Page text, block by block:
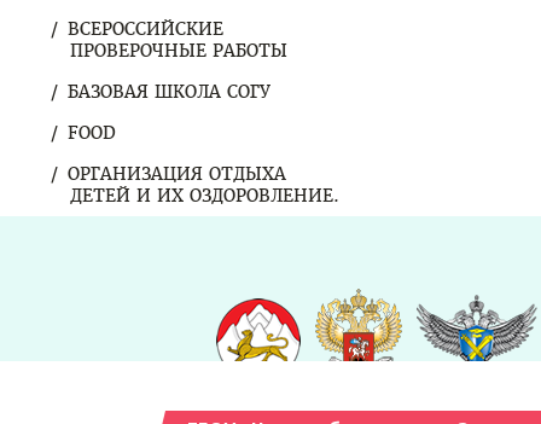
ВСЕРОССИЙСКИЕ
ПРОВЕРОЧНЫЕ РАБОТЫ
БАЗОВАЯ ШКОЛА СОГУ
FOOD
ОРГАНИЗАЦИЯ ОТДЫХА
ДЕТЕЙ И ИХ ОЗДОРОВЛЕНИЕ.